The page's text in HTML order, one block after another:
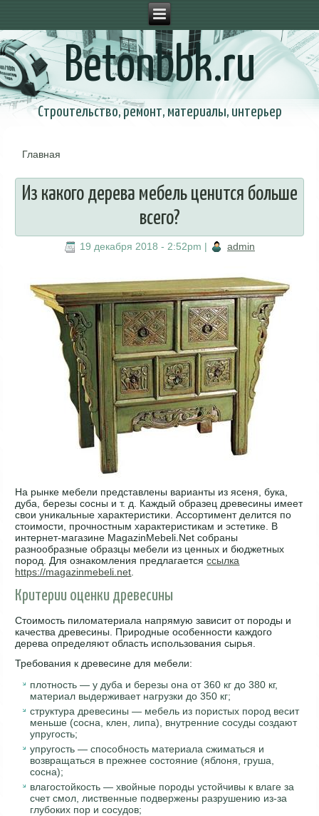
Betonbbk.ru
Строительство, ремонт, материалы, интерьер
Главная
Из какого дерева мебель ценится больше
всего?
19 декабря 2018 - 2:52pm | admin
На рынке мебели представлены варианты из ясеня, бука,
дуба, березы сосны и т. д. Каждый образец древесины имеет
свои уникальные характеристики. Ассортимент делится по
стоимости, прочностным характеристикам и эстетике. В
интернет-магазине MagazinMebeli.Net собраны
разнообразные образцы мебели из ценных и бюджетных
пород. Для ознакомления предлагаетсяссылка
https://magazinmebeli.net
Критерии оценки древесины
Стоимость пиломатериала напрямую зависит от породы и
качества древесины. Природные особенности каждого
дерева определяют область использования сырья.
Требования к древесине для мебели:
плотность — у дуба и березы она от 360 кг до 380 кг,
материал выдерживает нагрузки до 350 кг;
структура древесины — мебель из пористых пород весит
меньше (сосна, клен, липа), внутренние сосуды создают
упругость;
упругость — способность материала сжиматься и
возвращаться в прежнее состояние (яблоня, груша,
сосна);
влагостойкость — хвойные породы устойчивы к влаге за
счет смол, лиственные подвержены разрушению из-за
глубоких пор и сосудов;